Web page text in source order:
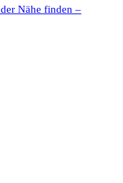
Nähe finden –